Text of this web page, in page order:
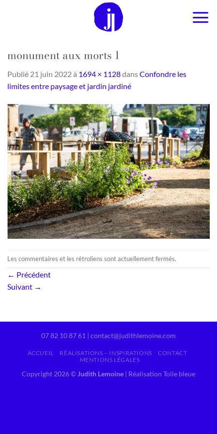
monument aux morts 1
Publié 21 juin 2022à 1694 × 1128dansConfondre les
limites entre paysage et jardin jardiné
Les commentaires et les rétroliens sont actuellement fermés.
← Précédent
Suivant →
07 82 10 87 61 | contact@judithlemoine.com
ACCUEIL RÉALISATIONS – INSPIRATIONS
CONTACT
MENTIONS LÉGALES
Copyright 2026 © Judith Lemoine | Réalisation Toile bleue